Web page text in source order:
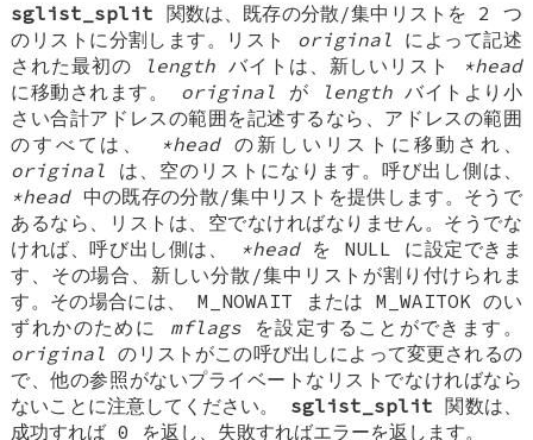
sglist_split 関数は、既存の分散/集中リストを 2 つ
のリストに分割します。リスト original によって記述
された最初の
length バイトは、新しいリスト
*head
に移動されます。 original が lengthバイトより小
さい合計アドレスの範囲を記述するなら、アドレスの範囲
のすべては、
*headの新しいリストに移動され、
original は、空のリストになります。呼び出し側は、
*head中の既存の分散/集中リストを提供します。そうで
あるなら、リストは、空でなければなりません。そうでな
ければ、呼び出し側は、
*headを NULL に設定できま
す、その場合、新しい分散/集中リストが割り付けられま
す。その場合には、M_NOWAIT またはM_WAITOK のい
ずれかのために mflagsを設定することができます。
original のリストがこの呼び出しによって変更されるの
で、他の参照がないプライベートなリストでなければなら
ないことに注意してください。 sglist_split 関数は、
成功すれば 0 を返し、失敗すればエラーを返します。